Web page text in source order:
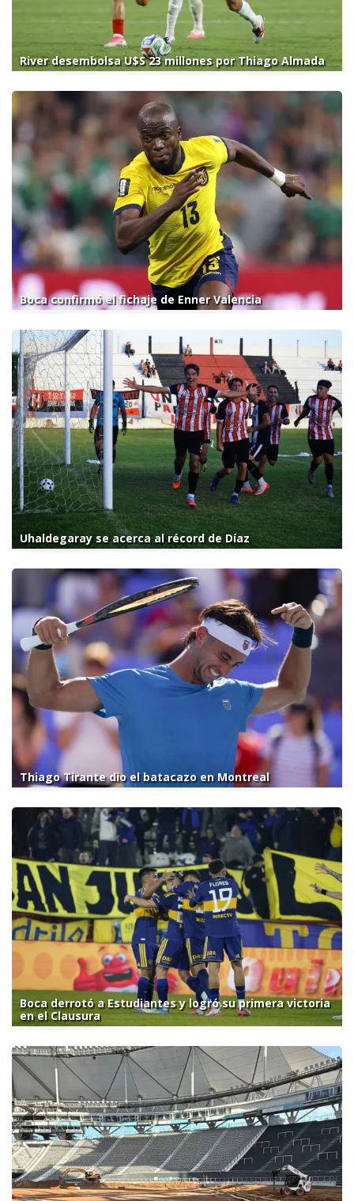
River desembolsa U$S 23 millones por Thiago Almada
Boca confirmó el fichaje de Enner Valencia
Uhaldegaray se acerca al récord de Díaz
Thiago Tirante dio el batacazo en Montreal
Boca derrotó a Estudiantes y logró su primera victoria
en el Clausura